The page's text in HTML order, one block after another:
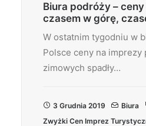
Biura podróży –
czasem w górę,
W ostatnim tygodniu w
Polsce ceny na imprezy
zimowych spadły…
3 Grudnia 2019 Biura
Zwyżki Cen Imprez